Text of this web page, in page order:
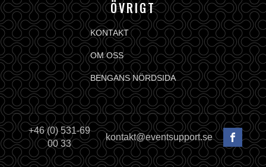
ÖVRIGT
KONTAKT
OM OSS
BENGANS NÖRDSIDA
+46 (0) 531-69
00 33
kontakt@eventsupport.se